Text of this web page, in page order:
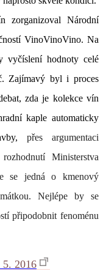
zorganizoval Národní
VinoVinoVino. Na
vyčíslení hodnoty celé
Zajímavý byl i proces
zda je kolekce vín
kaple automaticky
přes argumentaci
Ministerstva
se jedná o kmenový
Nejlépe by se
připodobnit fenoménu
5. 2016